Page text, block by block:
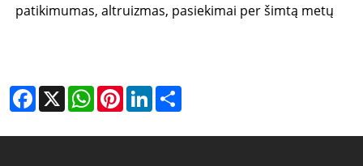
patikimumas, altruizmas, pasiekimai per šimtą metų
Facebook
X WhatsAppPinterestLinkedIn